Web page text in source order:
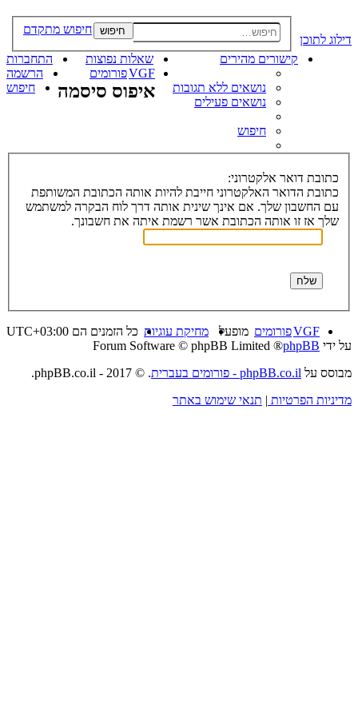
דילוג לתוכן
חיפוש חיפוש מתקדם
קישורים מהירים
נושאים ללא תגובות
נושאים פעילים
חיפוש
שאלות נפוצות
התחברות
הרשמה
VGFפורומים
חיפוש
איפוס סיסמה
כתובת דואר אלקטרוני:
כתובת הדואר האלקטרוני חייבת להיות אותה הכתובת המשותפת
עם החשבון שלך. אם אינך שינית אותה דרך לוח הבקרה למשתמש
שלך אז זו אותה הכתובת אשר רשמת איתה את חשבונך.
VGFפורומים כל הזמנים הם UTC+03:00 מחיקת עוגיות
מופעל
על ידי phpBB
® Forum Software © phpBB Limited
מבוסס על phpBB.co.il - פורומים בעברית
. © 2017 - phpBB.co.il.
מדיניות הפרטיות | תנאי שימוש באתר